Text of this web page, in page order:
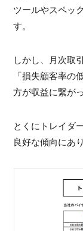
ツールやスペッ
す。
しかし、月次取
「損失顧客率の
方が収益に繋が
とくにトレイダ
良好な傾向にあ